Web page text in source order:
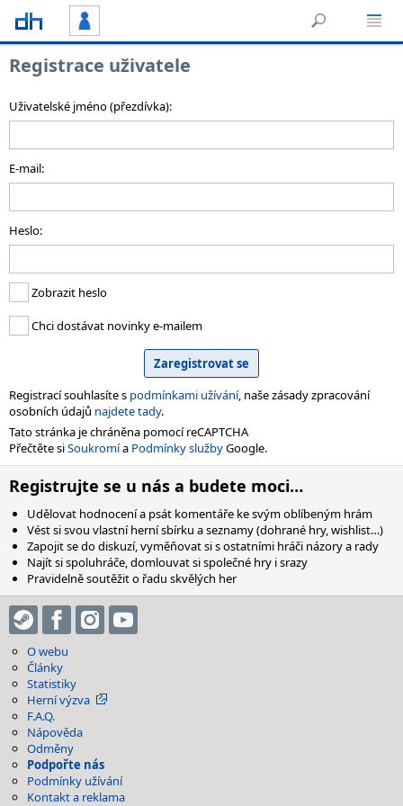
Registrace uživatele
Uživatelské jméno (přezdívka):
E-mail:
Heslo:
Zobrazit heslo
Chci dostávat novinky e-mailem
Registrací souhlasíte s podmínkami užívání, naše zásady zpracování
osobních údajů najdete tady.
Tato stránka je chráněna pomocí reCAPTCHA
Přečtěte siSoukromía Podmínky službyGoogle.
Registrujte se u nás a budete moci…
Udělovat hodnocení a psát komentáře ke svým oblíbeným hrám
Vést si svou vlastní herní sbírku a seznamy (dohrané hry, wishlist…)
Zapojit se do diskuzí, vyměňovat si s ostatními hráči názory a rady
Najít si spoluhráče, domlouvat si společné hry i srazy
Pravidelně soutěžit o řadu skvělých her
O webu
Články
Statistiky
Herní výzva
F.A.Q.
Nápověda
Odměny
Podpořte nás
Podmínky užívání
Kontakt a reklama